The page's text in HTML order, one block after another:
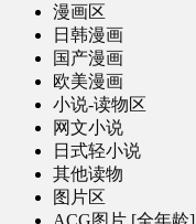
漫画区
日韩漫画
国产漫画
欧美漫画
小说-读物区
网文小说
日式轻小说
其他读物
图片区